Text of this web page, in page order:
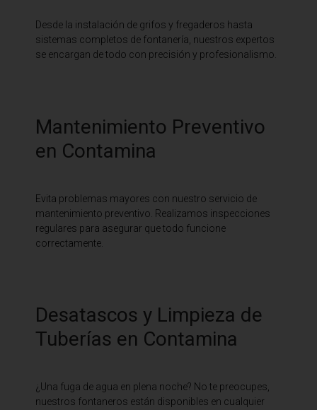
Desde la instalación de grifos y fregaderos hasta
sistemas completos de fontanería, nuestros expertos
se encargan de todo con precisión y profesionalismo.
Mantenimiento Preventivo
en Contamina
Evita problemas mayores con nuestro servicio de
mantenimiento preventivo. Realizamos inspecciones
regulares para asegurar que todo funcione
correctamente.
Desatascos y Limpieza de
Tuberías en Contamina
¿Una fuga de agua en plena noche? No te preocupes,
nuestros fontaneros están disponibles en cualquier